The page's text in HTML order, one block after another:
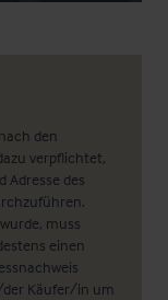
den
verpflichtet,
Adresse des
muss
einen
der Käufer/in um